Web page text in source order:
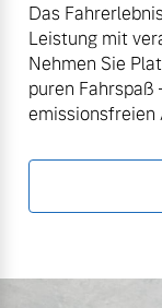
Das
Leistung mit
Nehmen Sie
puren Fahrspaß
emissionsfreien